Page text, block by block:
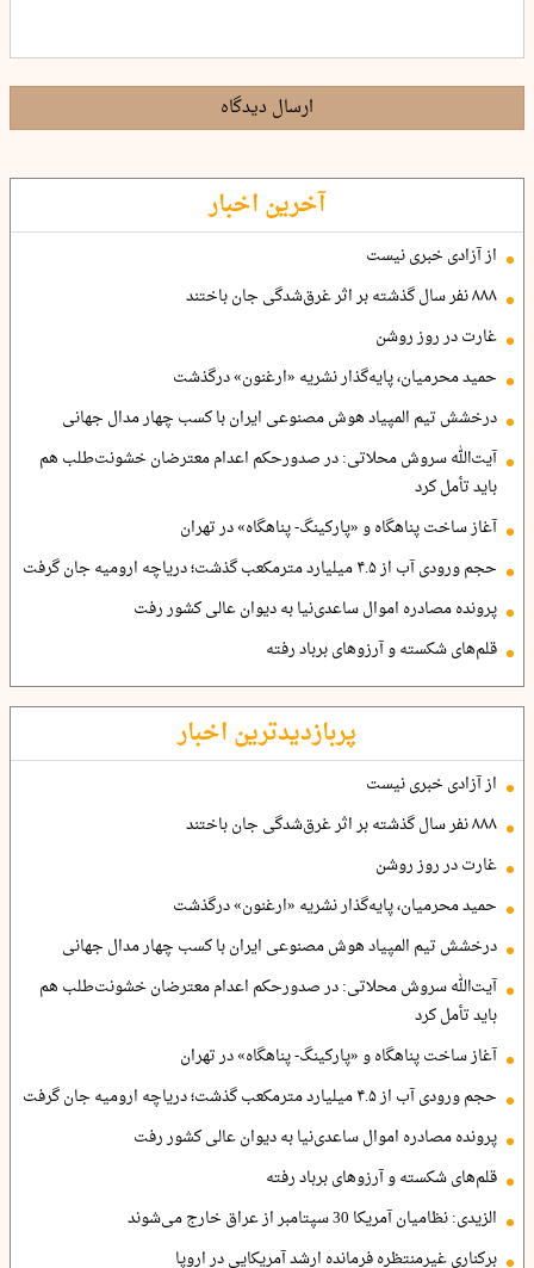
ارسال دیدگاه
آخرین اخبار
از آزادی خبری نیست
۸۸۸ نفر سال گذشته بر اثر غرق‌شدگی جان باختند
غارت در روز روشن
حمید محرمیان، پایه‌گذار نشریه «ارغنون» درگذشت
درخشش تیم المپیاد هوش مصنوعی ایران با کسب چهار مدال جهانی
آیت‌الله سروش محلاتی: در صدورحکم اعدام معترضان خشونت‌طلب هم
باید تأمل کرد
آغاز ساخت پناهگاه و «پارکینگ- پناهگاه» در تهران
حجم ورودی آب از ۴.۵ میلیارد مترمکعب گذشت؛ دریاچه ارومیه جان گرفت
پرونده مصادره اموال ساعدی‌نیا به دیوان عالی کشور رفت
قلم‌های شکسته و آرزوهای برباد رفته
پربازدیدترین اخبار
از آزادی خبری نیست
۸۸۸ نفر سال گذشته بر اثر غرق‌شدگی جان باختند
غارت در روز روشن
حمید محرمیان، پایه‌گذار نشریه «ارغنون» درگذشت
درخشش تیم المپیاد هوش مصنوعی ایران با کسب چهار مدال جهانی
آیت‌الله سروش محلاتی: در صدورحکم اعدام معترضان خشونت‌طلب هم
باید تأمل کرد
آغاز ساخت پناهگاه و «پارکینگ- پناهگاه» در تهران
حجم ورودی آب از ۴.۵ میلیارد مترمکعب گذشت؛ دریاچه ارومیه جان گرفت
پرونده مصادره اموال ساعدی‌نیا به دیوان عالی کشور رفت
قلم‌های شکسته و آرزوهای برباد رفته
الزیدی: نظامیان آمریکا 30 سپتامبر از عراق خارج می‌شوند
برکناری غیرمنتظره فرمانده ارشد آمریکایی در اروپا